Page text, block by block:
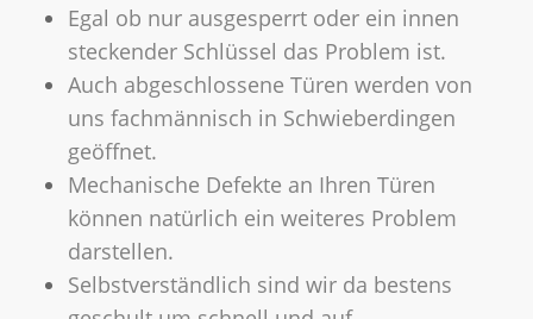
Egal ob nur ausgesperrt oder ein innen
steckender Schlüssel das Problem ist.
Auch abgeschlossene Türen werden von
uns fachmännisch in Schwieberdingen
geöffnet.
Mechanische Defekte an Ihren Türen
können natürlich ein weiteres Problem
darstellen.
Selbstverständlich sind wir da bestens